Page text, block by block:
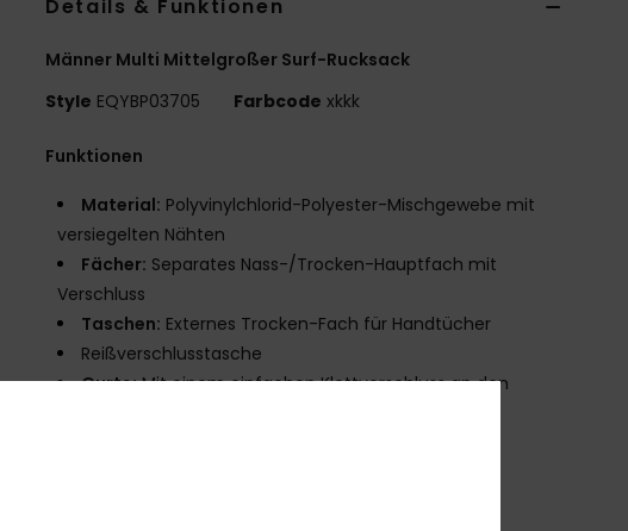
Details & Funktionen
Männer Multi Mittelgroßer Surf-Rucksack
Style EQYBP03705 Farbcode xkkk
Funktionen
Material: Polyvinylchlorid-Polyester-Mischgewebe mit
versiegelten Nähten
Fächer: Separates Nass-/Trocken-Hauptfach mit
Verschluss
Taschen: Externes Trocken-Fach für Handtücher
Reißverschlusstasche
Gurte:Mit einem einfachen Klettverschluss an den